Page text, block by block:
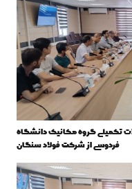
تکمیلی گروه مکانیک دانشگاه
فردوسی از شرکت فولاد سنگان